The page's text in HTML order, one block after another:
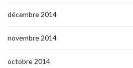
décembre 2014
novembre 2014
octobre 2014